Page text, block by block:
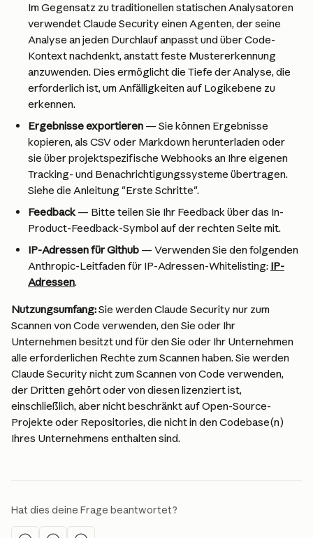
Im Gegensatz zu traditionellen statischen Analysatoren
verwendet Claude Security einen Agenten, der seine
Analyse an jeden Durchlauf anpasst und über Code-
Kontext nachdenkt, anstatt feste Mustererkennung
anzuwenden. Dies ermöglicht die Tiefe der Analyse, die
erforderlich ist, um Anfälligkeiten auf Logikebene zu
erkennen.
Ergebnisse exportieren — Sie können Ergebnisse
kopieren, als CSV oder Markdown herunterladen oder
sie über projektspezifische Webhooks an Ihre eigenen
Tracking- und Benachrichtigungssysteme übertragen.
Siehe die Anleitung "Erste Schritte".
Feedback — Bitte teilen Sie Ihr Feedback über das In-
Product-Feedback-Symbol auf der rechten Seite mit.
IP-Adressen für Github — Verwenden Sie den folgenden
Anthropic-Leitfaden für IP-Adressen-Whitelisting: IP-
Adressen.
Nutzungsumfang: Sie werden Claude Security nur zum
Scannen von Code verwenden, den Sie oder Ihr
Unternehmen besitzt und für den Sie oder Ihr Unternehmen
alle erforderlichen Rechte zum Scannen haben. Sie werden
Claude Security nicht zum Scannen von Code verwenden,
der Dritten gehört oder von diesen lizenziert ist,
einschließlich, aber nicht beschränkt auf Open-Source-
Projekte oder Repositories, die nicht in den Codebase(n)
Ihres Unternehmens enthalten sind.
Hat dies deine Frage beantwortet?